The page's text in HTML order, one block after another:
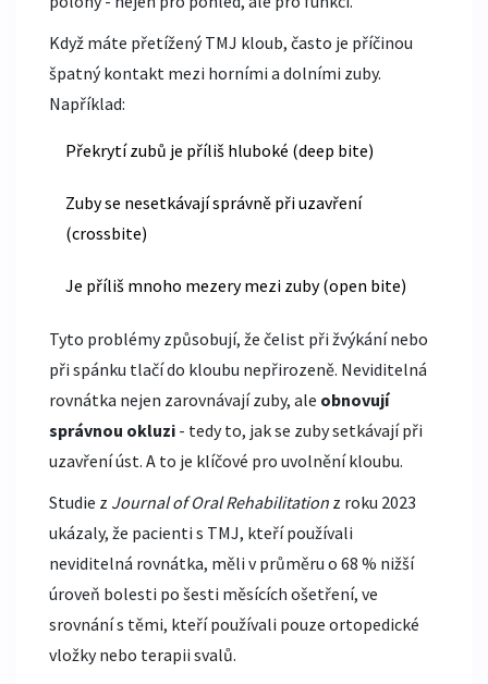
Když máte přetížený TMJ kloub, často je příčinou
špatný kontakt mezi horními a dolními zuby.
Například:
Překrytí zubů je příliš hluboké (deep bite)
Zuby se nesetkávají správně při uzavření
(crossbite)
Je příliš mnoho mezery mezi zuby (open bite)
Tyto problémy způsobují, že čelist při žvýkání nebo
při spánku tlačí do kloubu nepřirozeně. Neviditelná
rovnátka nejen zarovnávají zuby, ale obnovují
správnou okluzi - tedy to, jak se zuby setkávají při
uzavření úst. A to je klíčové pro uvolnění kloubu.
Studie z Journal of Oral Rehabilitation z roku 2023
ukázaly, že pacienti s TMJ, kteří používali
neviditelná rovnátka, měli v průměru o 68 % nižší
úroveň bolesti po šesti měsících ošetření, ve
srovnání s těmi, kteří používali pouze ortopedické
vložky nebo terapii svalů.